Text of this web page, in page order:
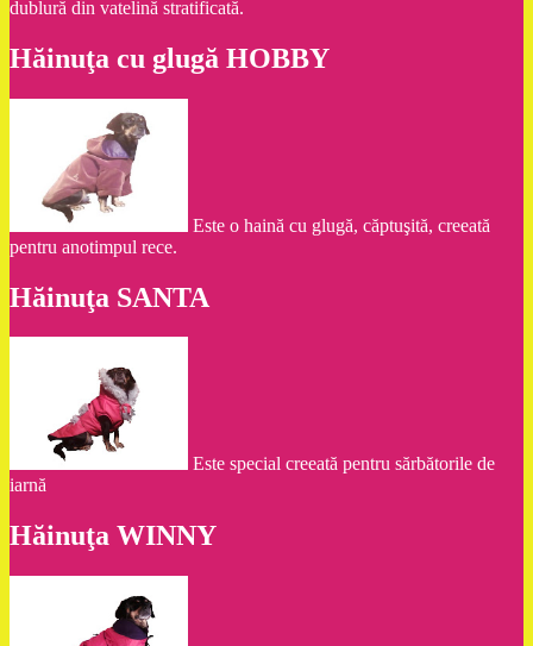
dublură din vatelină stratificată.
Hăinuţa cu glugă HOBBY
Este o haină cu glugă, căptuşită, creeată
pentru anotimpul rece.
Hăinuţa SANTA
Este special creeată pentru sărbătorile de
iarnă
Hăinuţa WINNY